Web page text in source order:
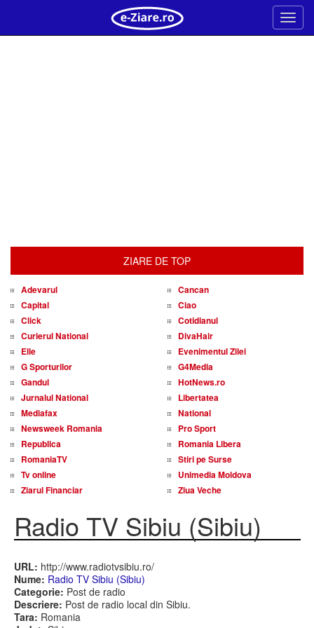
Meniu
ZIARE DE TOP
Adevarul
Cancan
Capital
Ciao
Click
Cotidianul
Curierul National
DivaHair
Elle
Evenimentul Zilei
G Sporturilor
G4Media
Gandul
HotNews.ro
Jurnalul National
Libertatea
Mediafax
National
Newsweek Romania
Pro Sport
Republica
Romania Libera
RomaniaTV
Stiri pe Surse
Tv online
Unimedia Moldova
Ziarul Financiar
Ziua Veche
Radio TV Sibiu (Sibiu)
URL: http://www.radiotvsibiu.ro/
Nume: Radio TV Sibiu (Sibiu)
Categorie: Post de radio
Descriere: Post de radio local din Sibiu.
Tara: Romania